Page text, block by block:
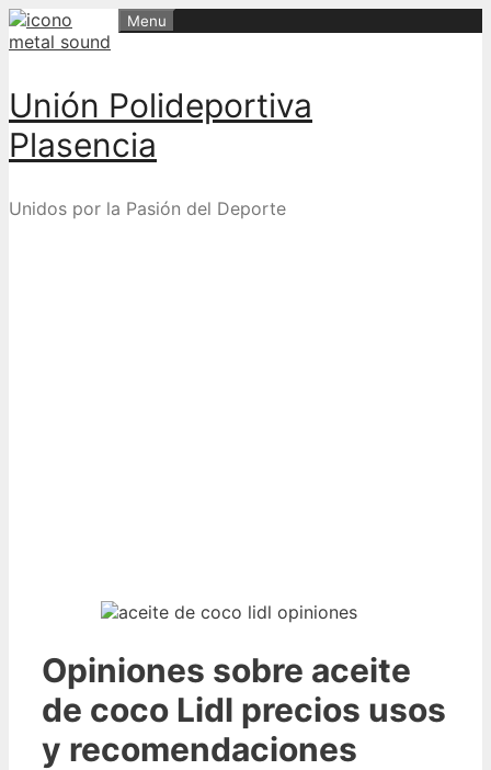
Skip
to
Unión Polideportiva
Plasencia
Unidos por la Pasión del Deporte
Menu
Opiniones sobre aceite
de coco Lidl precios usos
y recomendaciones